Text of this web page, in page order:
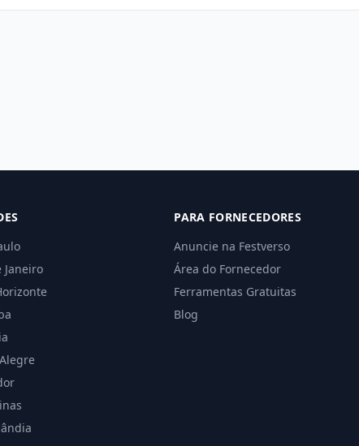
Janeiro
PARA FORNECEDORES
Anuncie na Festverso
Área do Fornecedor
Ferramentas Gratuitas
Blog